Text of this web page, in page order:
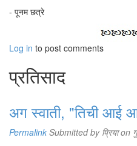
- पूनम छत्रे
Log in to post comments
प्रतिसाद
अग स्वाती, "तिची आई
Permalink Submitted by प्रियाon